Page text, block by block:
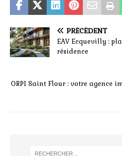
PRÉCÉDENT
EAV Ecquevilly :
résidence
ORPI Saint Flour : votre agence